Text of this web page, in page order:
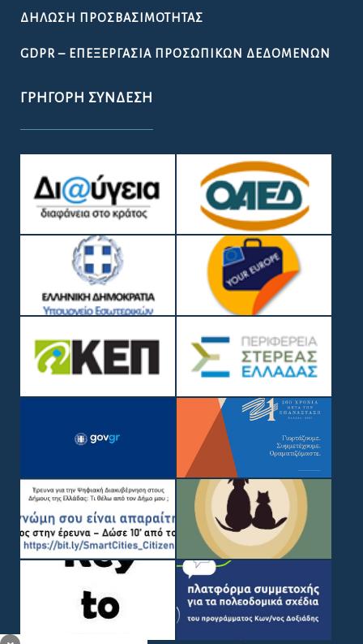
ΔΉΛΩΣΗ ΠΡΟΣΒΑΣΙΜΌΤΗΤΑΣ
GDPR – ΕΠΕΞΕΡΓΑΣΙΑ ΠΡΟΣΩΠΙΚΩΝ ΔΕΔΟΜΕΝΩΝ
ΓΡΉΓΟΡΗ ΣΎΝΔΕΣΗ